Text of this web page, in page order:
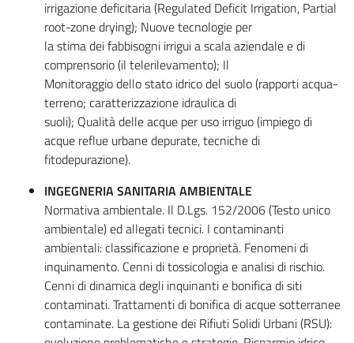
irrigazione deficitaria (Regulated Deficit Irrigation, Partial
root-zone drying); Nuove tecnologie per
la stima dei fabbisogni irrigui a scala aziendale e di
comprensorio (il telerilevamento); Il
Monitoraggio dello stato idrico del suolo (rapporti acqua-
terreno; caratterizzazione idraulica di
suoli); Qualità delle acque per uso irriguo (impiego di
acque reflue urbane depurate, tecniche di
fitodepurazione).
INGEGNERIA SANITARIA AMBIENTALE
Normativa ambientale. Il D.Lgs. 152/2006 (Testo unico
ambientale) ed allegati tecnici. I contaminanti
ambientali: classificazione e proprietà. Fenomeni di
inquinamento. Cenni di tossicologia e analisi di rischio.
Cenni di dinamica degli inquinanti e bonifica di siti
contaminati. Trattamenti di bonifica di acque sotterranee
contaminate. La gestione dei Rifiuti Solidi Urbani (RSU):